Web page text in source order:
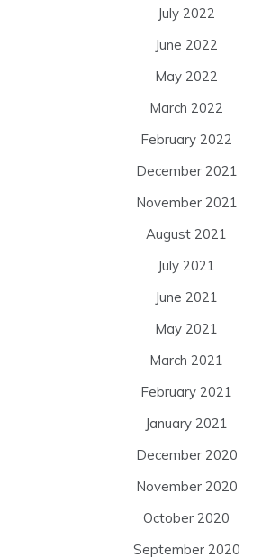
July 2022
June 2022
May 2022
March 2022
February 2022
December 2021
November 2021
August 2021
July 2021
June 2021
May 2021
March 2021
February 2021
January 2021
December 2020
November 2020
October 2020
September 2020